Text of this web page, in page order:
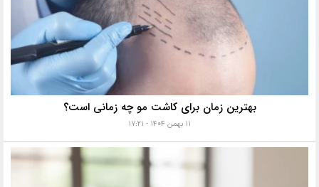
بهترین زمان برای کاشت مو چه زمانی است؟
۱۱ بهمن ۱۴۰۴ - ۱۷:۲۱